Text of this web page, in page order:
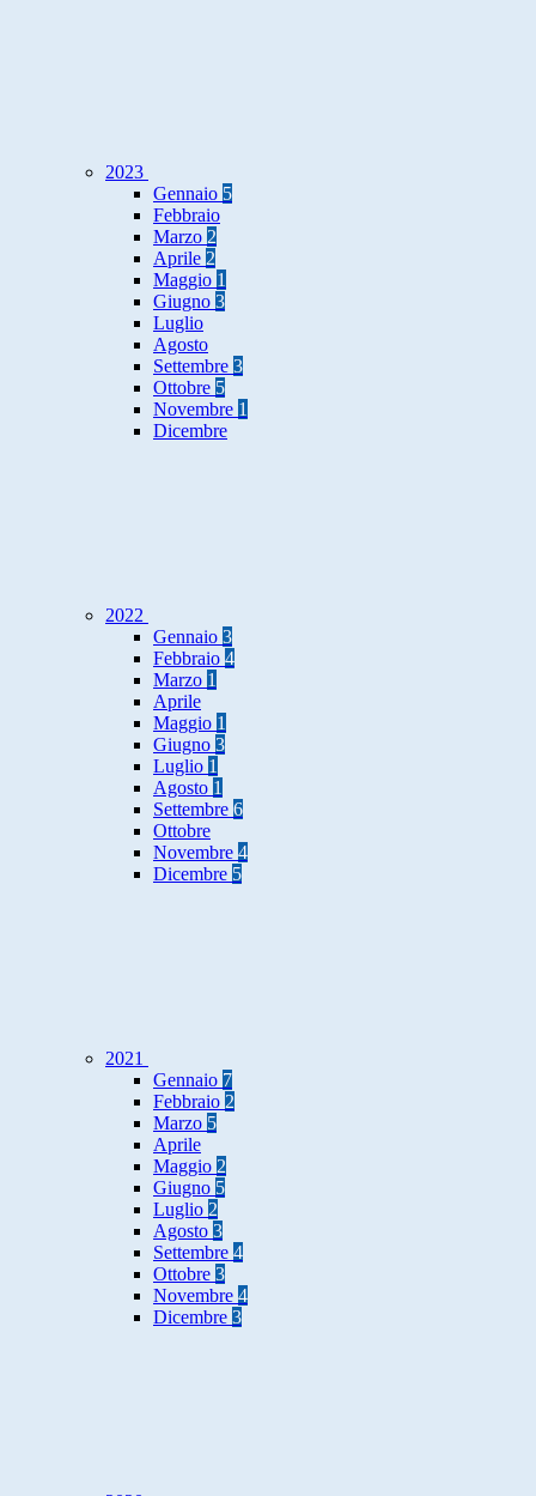
2023
Gennaio 5
Febbraio
Marzo 2
Aprile 2
Maggio 1
Giugno 3
Luglio
Agosto
Settembre 3
Ottobre 5
Novembre 1
Dicembre
2022
Gennaio 3
Febbraio 4
Marzo 1
Aprile
Maggio 1
Giugno 3
Luglio 1
Agosto 1
Settembre 6
Ottobre
Novembre 4
Dicembre 5
2021
Gennaio 7
Febbraio 2
Marzo 5
Aprile
Maggio 2
Giugno 5
Luglio 2
Agosto 3
Settembre 4
Ottobre 3
Novembre 4
Dicembre 3